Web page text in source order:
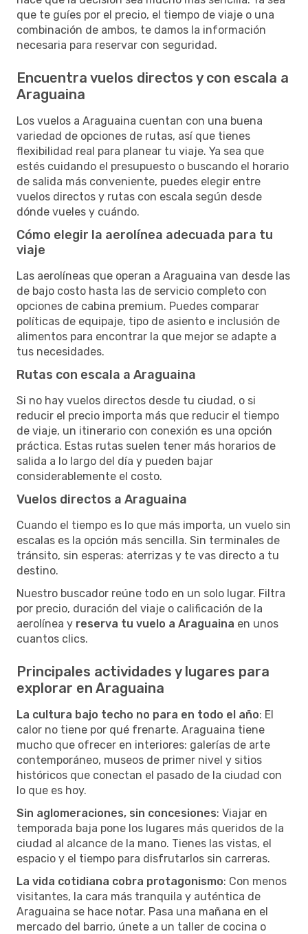
que te guíes por el precio, el tiempo de viaje o una
combinación de ambos, te damos la información
necesaria para reservar con seguridad.
Encuentra vuelos directos y con escala a
Araguaina
Los vuelos a Araguaina cuentan con una buena
variedad de opciones de rutas, así que tienes
flexibilidad real para planear tu viaje. Ya sea que
estés cuidando el presupuesto o buscando el horario
de salida más conveniente, puedes elegir entre
vuelos directos y rutas con escala según desde
dónde vueles y cuándo.
Cómo elegir la aerolínea adecuada para tu
viaje
Las aerolíneas que operan a Araguaina van desde las
de bajo costo hasta las de servicio completo con
opciones de cabina premium. Puedes comparar
políticas de equipaje, tipo de asiento e inclusión de
alimentos para encontrar la que mejor se adapte a
tus necesidades.
Rutas con escala a Araguaina
Si no hay vuelos directos desde tu ciudad, o si
reducir el precio importa más que reducir el tiempo
de viaje, un itinerario con conexión es una opción
práctica. Estas rutas suelen tener más horarios de
salida a lo largo del día y pueden bajar
considerablemente el costo.
Vuelos directos a Araguaina
Cuando el tiempo es lo que más importa, un vuelo sin
escalas es la opción más sencilla. Sin terminales de
tránsito, sin esperas: aterrizas y te vas directo a tu
destino.
Nuestro buscador reúne todo en un solo lugar. Filtra
por precio, duración del viaje o calificación de la
aerolínea y reserva tu vuelo a Araguaina en unos
cuantos clics.
Principales actividades y lugares para
explorar en Araguaina
La cultura bajo techo no para en todo el año: El
calor no tiene por qué frenarte. Araguaina tiene
mucho que ofrecer en interiores: galerías de arte
contemporáneo, museos de primer nivel y sitios
históricos que conectan el pasado de la ciudad con
lo que es hoy.
Sin aglomeraciones, sin concesiones: Viajar en
temporada baja pone los lugares más queridos de la
ciudad al alcance de la mano. Tienes las vistas, el
espacio y el tiempo para disfrutarlos sin carreras.
La vida cotidiana cobra protagonismo: Con menos
visitantes, la cara más tranquila y auténtica de
Araguaina se hace notar. Pasa una mañana en el
mercado del barrio, únete a un taller de cocina o